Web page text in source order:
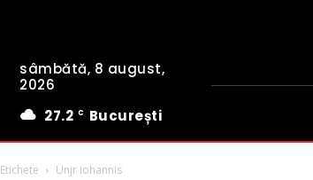
sâmbătă, 8 august,
2026
27.2 C București
Etichete Unjr iohannis